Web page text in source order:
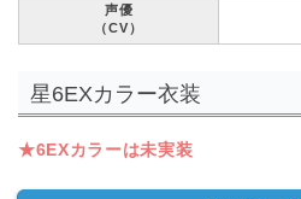
声優
（CV）
星6EXカラー衣装
★6EXカラーは未実装